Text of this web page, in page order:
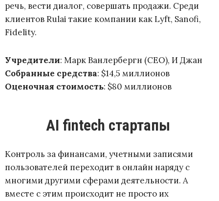
речь, вести диалог, совершать продажи. Среди
клиентов Rulai такие компании как Lyft, Sanofi,
Fidelity.
Учредители: Марк Ванлербергн (CEO), И Джан
Собранные средства: $14,5 миллионов
Оценочная стоимость: $80 миллионов
AI fintech стартапы
Контроль за финансами, учетными записями
пользователей переходит в онлайн наряду с
многими другими сферами деятельности. А
вместе с этим происходит не просто их